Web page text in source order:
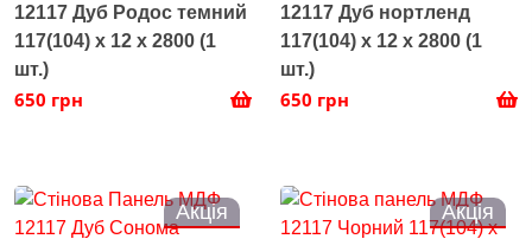
12117 Дуб Родос темний
117(104) x 12 х 2800 (1
шт.)
650 грн
12117 Дуб нортленд
117(104) x 12 х 2800 (1
шт.)
650 грн
Акція Акція